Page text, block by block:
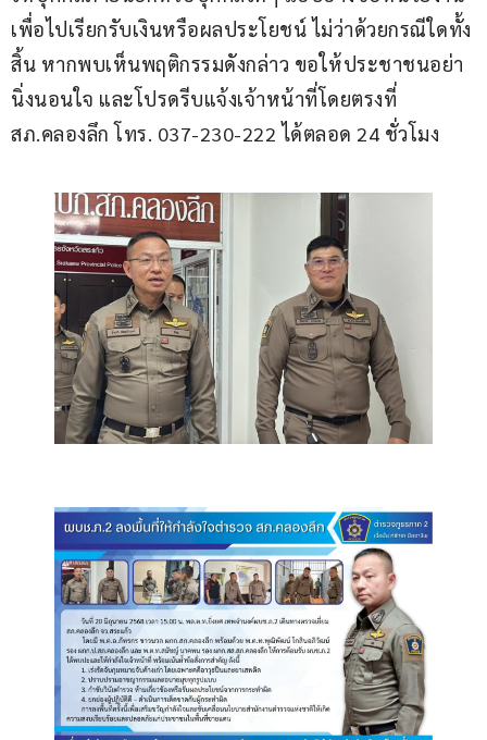
เพื่อไปเรียกรับเงินหรือผลประโยชน์ ไม่ว่าด้วยกรณีใดทั้ง
สิ้น หากพบเห็นพฤติกรรมดังกล่าว ขอให้ประชาชนอย่า
นิ่งนอนใจ และโปรดรีบแจ้งเจ้าหน้าที่โดยตรงที่
สภ.คลองลึก โทร. 037-230-222 ได้ตลอด 24 ชั่วโมง